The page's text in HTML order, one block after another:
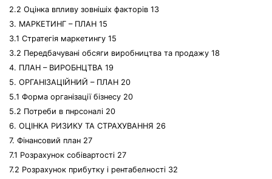
2.2 Оцінка впливу зовнішіх факторів 13
3. МАРКЕТИНГ – ПЛАН 15
3.1 Стратегія маркетингу 15
3.2 Передбачувані обсяги виробництва та продажу 18
4. ПЛАН – ВИРОБНЦТВА 19
5. ОРГАНІЗАЦІЙНИЙ – ПЛАН 20
5.1 Форма організації бізнесу 20
5.2 Потреби в пнрсоналі 20
6. ОЦІНКА РИЗИКУ ТА СТРАХУВАННЯ 26
7. Фінансовий план 27
7.1 Розрахунок собівартості 27
7.2 Розрахунок прибутку і рентабелності 32